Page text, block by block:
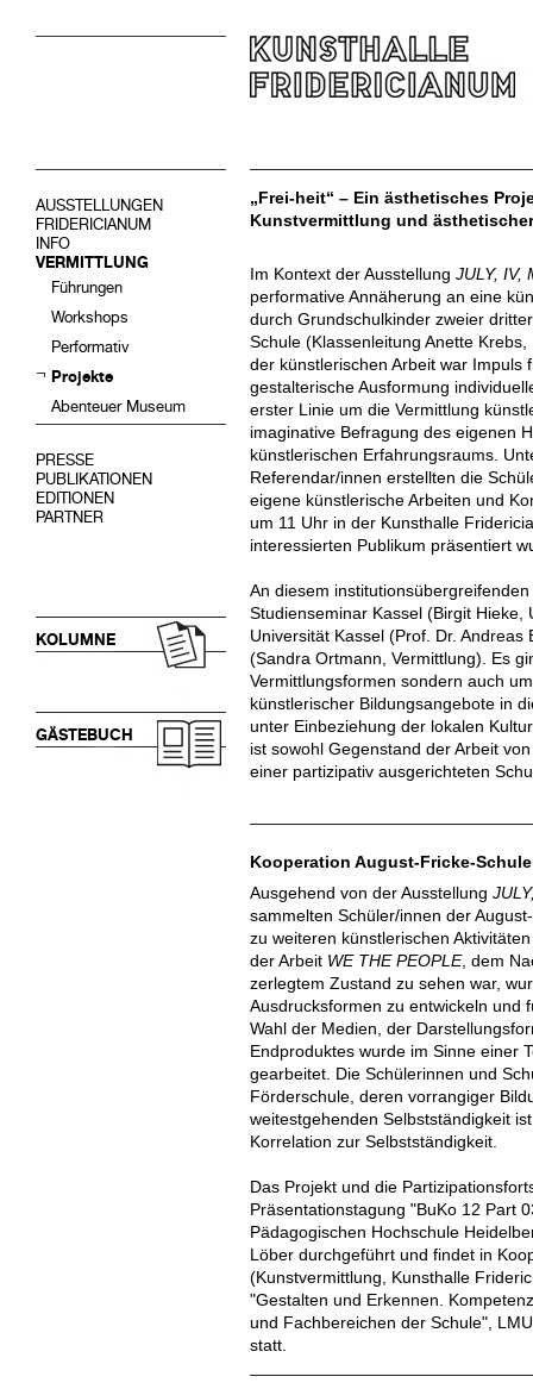
AUSSTELLUNGEN
FRIDERICIANUM
INFO
VERMITTLUNG
Führungen
Workshops
Performativ
Projekte
Abenteuer Museum
PRESSE
PUBLIKATIONEN
EDITIONEN
PARTNER
KOLUMNE
GÄSTEBUCH
„Frei-heit“ – Ein ästhetisches
Kunstvermittlung und
Im Kontext der Ausstellung JULY, IV,
performative Annäherung an eine
durch Grundschulkinder zweier
Schule (Klassenleitung Anette
der künstlerischen Arbeit war Impuls
gestalterische Ausformung
erster Linie um die Vermittlung
imaginative Befragung des eigenen
künstlerischen Erfahrungsraums.
Referendar/innen erstellten die
eigene künstlerische Arbeiten und
um 11 Uhr in der Kunsthalle
interessierten Publikum präsentiert
An diesem
Studienseminar Kassel (Birgit
Universität Kassel (Prof. Dr.
(Sandra Ortmann, Vermittlung). Es
Vermittlungsformen sondern auch
künstlerischer Bildungsangebote in
unter Einbeziehung der lokalen
ist sowohl Gegenstand der Arbeit
einer partizipativ ausgerichteten
Kooperation August-Fricke-
Ausgehend von der Ausstellung
sammelten Schüler/innen der
zu weiteren künstlerischen
der Arbeit WE THE PEOPLE, dem
zerlegtem Zustand zu sehen war,
Ausdrucksformen zu entwickeln und
Wahl der Medien, der
Endproduktes wurde im Sinne einer
gearbeitet. Die Schülerinnen und
Förderschule, deren vorrangiger
weitestgehenden Selbstständigkeit
Korrelation zur Selbstständigkeit.
Das Projekt und die
Präsentationstagung "BuKo 12 Part
Pädagogischen Hochschule
Löber durchgeführt und findet in
(Kunstvermittlung, Kunsthalle
"Gestalten und Erkennen.
und Fachbereichen der Schule",
statt.